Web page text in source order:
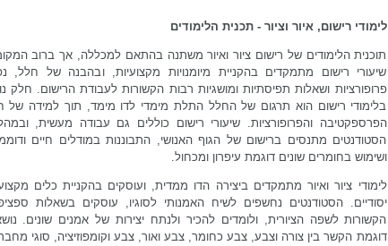
לימודי רישום, איור וציור - תכנית הלימודים
תוכנית הלימודים של רישום ציור ואיור משתנה בהתאם למכללה, אך ברוב
שיעורי רישום מתמקדים בהקניית מיומנויות מקצועיות, ובהבנה של חלל,
פרופורציות ושאלות תפיסתיות ומושגיות רבות הקשורות לעבודת הרישום. חלק
בלימודי רישום הוא תרגום של החלל התלת מימדי לדו מימד, תוך למידה של
הפרספקטיבה והפרופורציות. שיעורי רישום כוללים גם עבודה מעשית,
הסטודנטים מתנסים ברישום של הגוף האנושי, התבוננות במודלים חיים
ושימוש בחומרים שונים דוגמת עיפרון ומכחול.
לימודי ציור ואיור מתמקדים ביצירה הדו ממדית, ועוסקים בהקניית כלים
יסודיים. הסטודנטים נחשפים לשיח האמנותי לסוגיו, עוסקים בשאלות
הקשורות לשפה הציורית, ולומדים להכיר ולנתח יצירות של אמנים שונים.
דוגמת הקשר בין צורה וצבע, צבע כחומר, צבע ואור, צבע וקומפוזיציה, סוגי